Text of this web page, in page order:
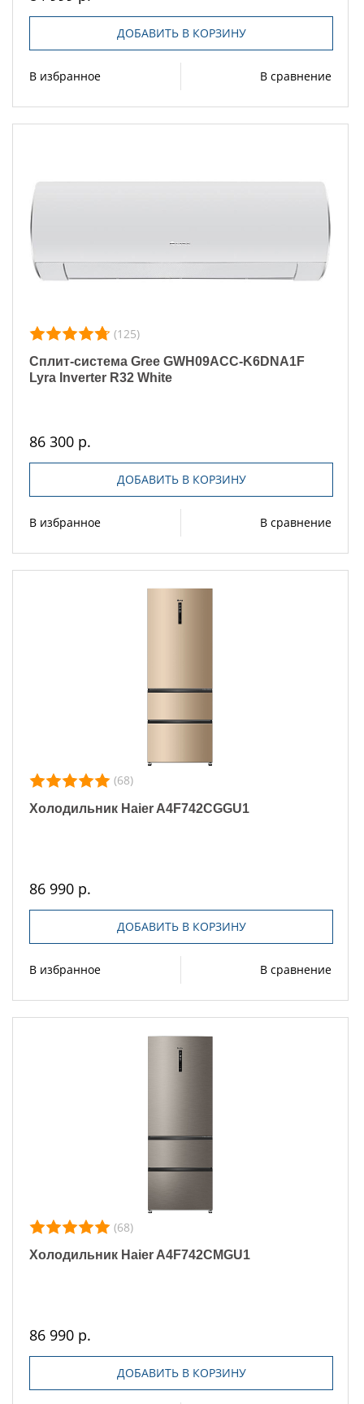
ДОБАВИТЬ В КОРЗИНУ
В избранное В сравнение
(125)
Сплит-система Gree GWH09ACC-K6DNA1F
Lyra Inverter R32 White
86 300 р.
ДОБАВИТЬ В КОРЗИНУ
В избранное В сравнение
(68)
Холодильник Haier A4F742CGGU1
86 990 р.
ДОБАВИТЬ В КОРЗИНУ
В избранное В сравнение
(68)
Холодильник Haier A4F742CMGU1
86 990 р.
ДОБАВИТЬ В КОРЗИНУ